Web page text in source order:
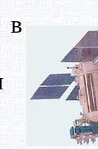
в